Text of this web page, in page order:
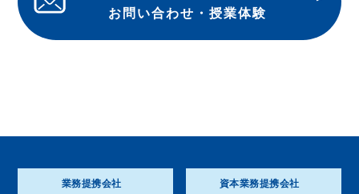
お問い合わせ・授業体験
業務提携会社 資本業務提携会社